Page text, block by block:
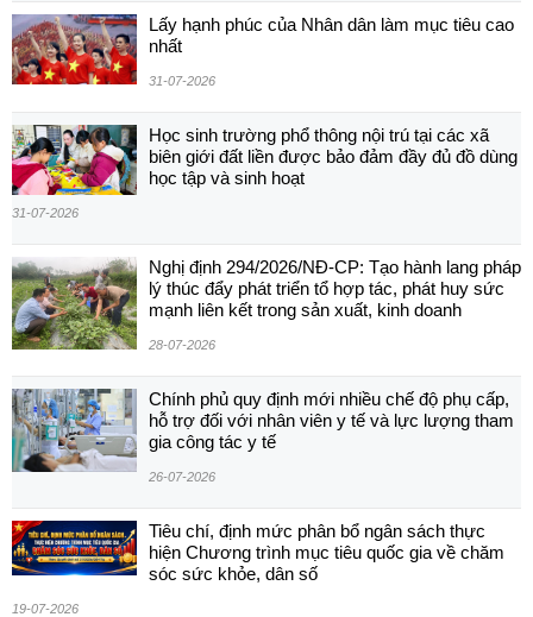
Lấy hạnh phúc của Nhân dân làm mục tiêu cao
nhất
31-07-2026
Học sinh trường phổ thông nội trú tại các xã
biên giới đất liền được bảo đảm đầy đủ đồ dùng
học tập và sinh hoạt
31-07-2026
Nghị định 294/2026/NĐ-CP: Tạo hành lang pháp
lý thúc đẩy phát triển tổ hợp tác, phát huy sức
mạnh liên kết trong sản xuất, kinh doanh
28-07-2026
Chính phủ quy định mới nhiều chế độ phụ cấp,
hỗ trợ đối với nhân viên y tế và lực lượng tham
gia công tác y tế
26-07-2026
Tiêu chí, định mức phân bổ ngân sách thực
hiện Chương trình mục tiêu quốc gia về chăm
sóc sức khỏe, dân số
19-07-2026